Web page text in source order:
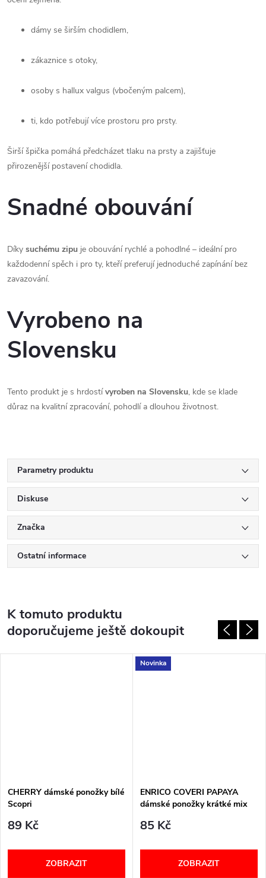
dámy se širším chodidlem,
zákaznice s otoky,
osoby s hallux valgus (vbočeným palcem),
ti, kdo potřebují více prostoru pro prsty.
Širší špička pomáhá předcházet tlaku na prsty a zajišťuje
přirozenější postavení chodidla.
Snadné obouvání
Díky suchému zipu je obouvání rychlé a pohodlné – ideální pro
každodenní spěch i pro ty, kteří preferují jednoduché zapínání bez
zavazování.
Vyrobeno na
Slovensku
Tento produkt je s hrdostí vyroben na Slovensku, kde se klade
důraz na kvalitní zpracování, pohodlí a dlouhou životnost.
Parametry produktu
Diskuse
Značka
Ostatní informace
K tomuto produktu
doporučujeme ještě dokoupit
CHERRY dámské ponožky bílé
Scopri
89 Kč
ZOBRAZIT
Novinka
ENRICO COVERI PAPAYA
dámské ponožky krátké mix
85 Kč
ZOBRAZIT